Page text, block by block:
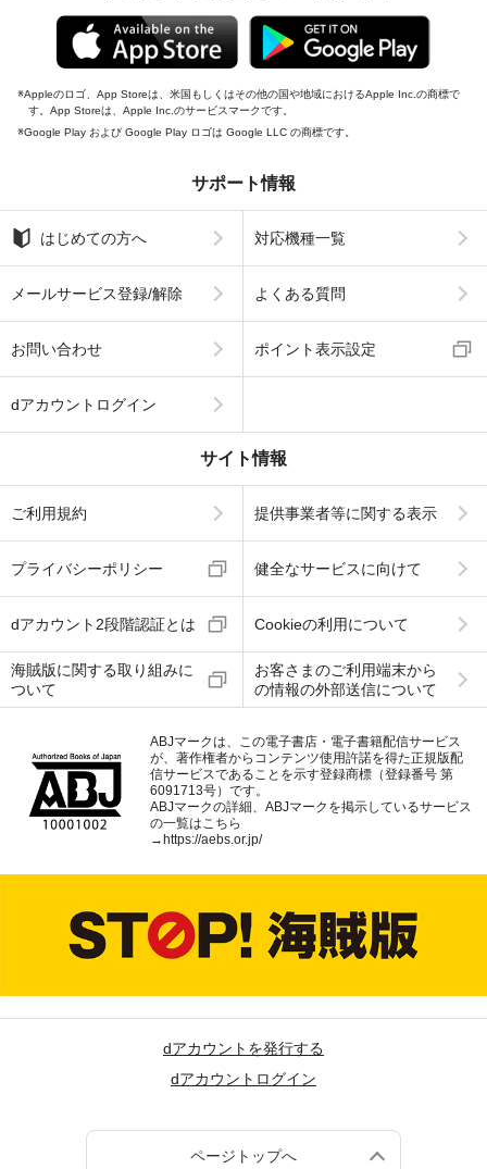
Appleのロゴ、App Storeは、米国もしくはその他の国や地域におけるApple Inc.の商標で
す。App Storeは、Apple Inc.のサービスマークです。
Google Play および Google Play ロゴは Google LLC の商標です。
サポート情報
はじめての方へ 対応機種一覧
メールサービス登録/解除 よくある質問
お問い合わせ ポイント表示設定
dアカウントログイン
サイト情報
ご利用規約 提供事業者等に関する表示
プライバシーポリシー 健全なサービスに向けて
dアカウント2段階認証とは Cookieの利用について
海賊版に関する取り組みに
ついて
お客さまのご利用端末から
の情報の外部送信について
ABJマークは、この電子書店・電子書籍配信サービス
が、著作権者からコンテンツ使用許諾を得た正規版配
信サービスであることを示す登録商標（登録番号 第
6091713号）です。
ABJマークの詳細、ABJマークを掲示しているサービス
の一覧はこちら
→ https://aebs.or.jp/
dアカウントを発行する
dアカウントログイン
ページトップへ